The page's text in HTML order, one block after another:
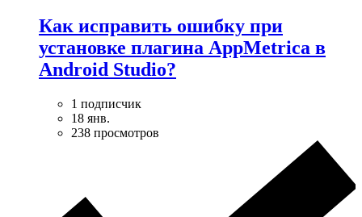
Как исправить ошибку при
установке плагина AppMetrica в
Android Studio?
1 подписчик
18 янв.
238 просмотров